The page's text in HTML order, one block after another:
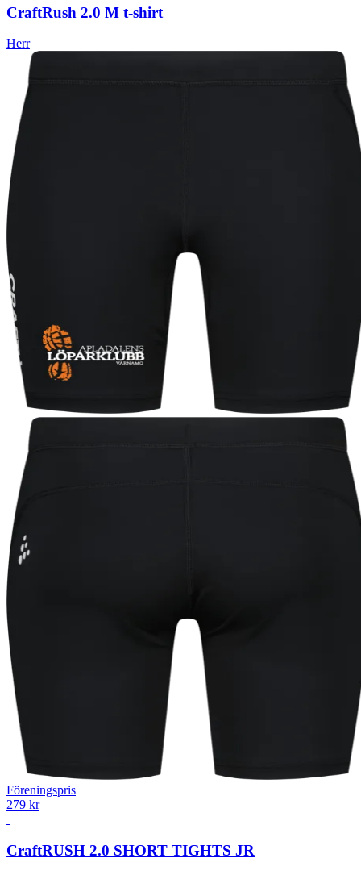
CraftRush 2.0 M t-shirt
Herr
Föreningspris
279 kr
CraftRUSH 2.0 SHORT TIGHTS JR